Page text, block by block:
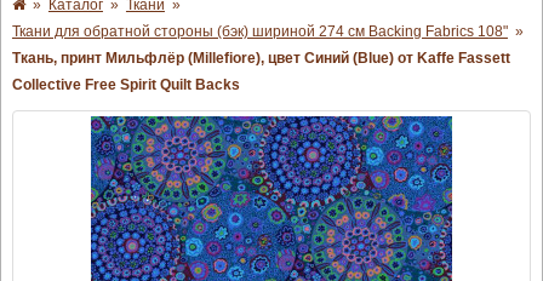
» Каталог » Ткани »
Ткани для обратной стороны (бэк) шириной 274 см Backing Fabrics 108" »
Ткань, принт Мильфлёр (Millefiore), цвет Синий (Blue) от Kaffe Fassett
Collective Free Spirit Quilt Backs